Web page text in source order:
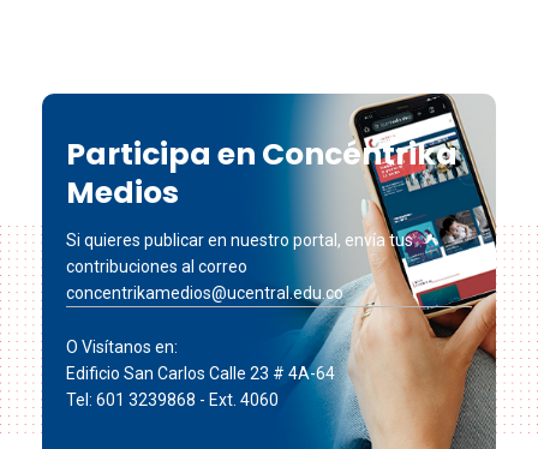
Participa en Concéntrika
Medios
Si quieres publicar en nuestro portal, envía tus
contribuciones al correo
concentrikamedios@ucentral.edu.co
O Visítanos en:
Edificio San Carlos Calle 23 # 4A-64
Tel: 601 3239868 - Ext. 4060